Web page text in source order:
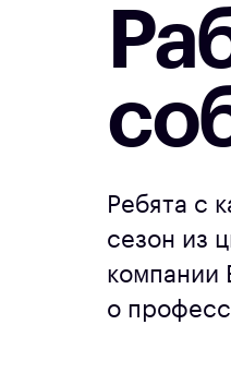
Ребята с
сезон из
компании
о